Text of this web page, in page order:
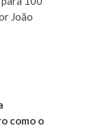
João
como o